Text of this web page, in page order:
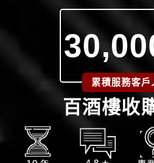
累積服務客戶
百酒樓收